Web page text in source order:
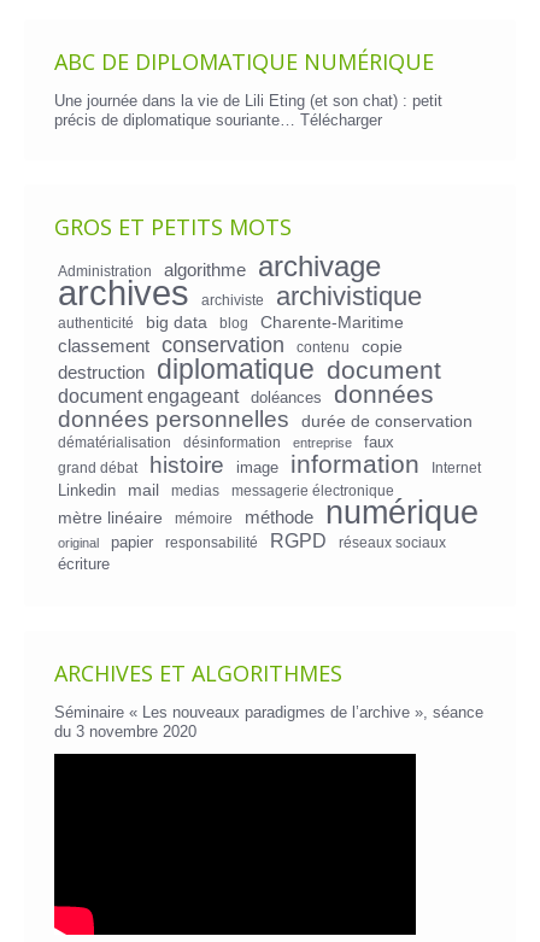
ABC DE DIPLOMATIQUE NUMÉRIQUE
Une journée dans la vie de Lili Eting (et son chat) : petit
précis de diplomatique souriante… Télécharger
GROS ET PETITS MOTS
Administration algorithme archivage
archives archiviste archivistique
authenticité big data blog
Charente-Maritime
classement
conservation contenu
copie
destruction
diplomatique document
document engageant doléances données
données personnelles durée de conservation
dématérialisation désinformation entreprise faux
grand débat histoire image information Internet
Linkedin mail medias messagerie électronique
mètre linéaire mémoire méthode numérique
original papier responsabilité RGPD réseaux sociaux
écriture
ARCHIVES ET ALGORITHMES
Séminaire « Les nouveaux paradigmes de l’archive », séance
du 3 novembre 2020